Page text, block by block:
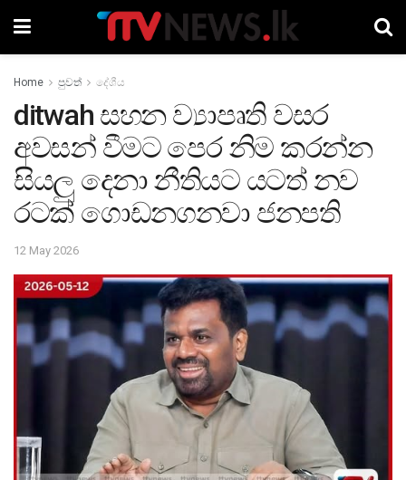
Home පුවත් දේශීය
ditwah සහන ව්‍යාපෘති වසර
අවසන් වීමට පෙර නිම කරන්න
සියලු දෙනා නීතියට යටත් නව
රටක් ගොඩනගනවා ජනපති
12 May 2026